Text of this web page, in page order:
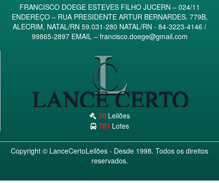
FRANCISCO DOEGE ESTEVES FILHO JUCERN – 024/11
ENDEREÇO – RUA PRESIDENTE ARTUR BERNARDES, 779B,
ALECRIM, NATAL/RN 59.031-280 NATAL/RN - 84-3223-4146 /
99865-2897 EMAIL – francisco.doege@gmail.com
38 Leilões
781 Lotes
Copyright © LanceCertoLeilões - Desde 1998. Todos os direitos
reservados.